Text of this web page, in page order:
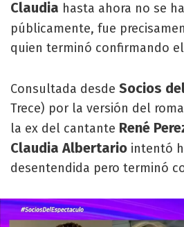
Claudia hasta ahora no se
públicamente, fue
quien terminó confirmando
Consultada desde Socios
Trece) por la versión del
la ex del cantante René
Claudia Albertario intentó
desentendida pero terminó